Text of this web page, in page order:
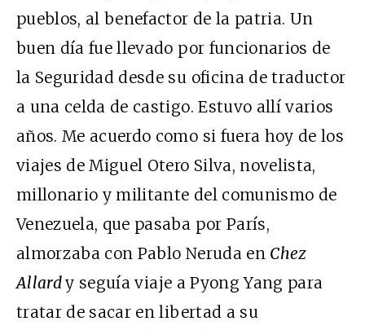
pueblos, al benefactor de la patria. Un
buen día fue llevado por funcionarios de
la Seguridad desde su oficina de traductor
a una celda de castigo. Estuvo allí varios
años. Me acuerdo como si fuera hoy de los
viajes de Miguel Otero Silva, novelista,
millonario y militante del comunismo de
Venezuela, que pasaba por París,
almorzaba con Pablo Neruda en Chez
Allardy seguía viaje a Pyong Yang para
tratar de sacar en libertad a su